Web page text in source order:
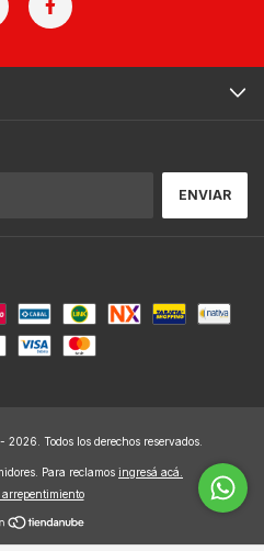
Todos los derechos reservados.
Para reclamos ingresá acá.
arrepentimiento